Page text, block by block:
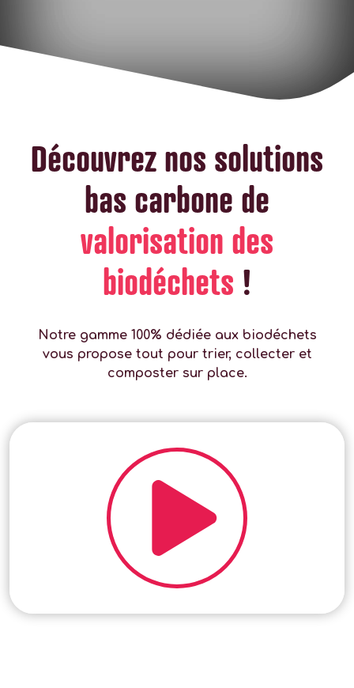
Découvrez nos solutions
bas carbone de
valorisation des
biodéchets !
Notre gamme 100% dédiée aux biodéchets
vous propose tout pour trier, collecter et
composter sur place.